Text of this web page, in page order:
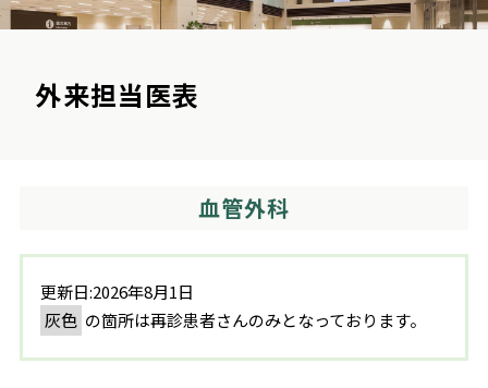
外来担当医表
血管外科
更新日:2026年8月1日
灰色 の箇所は再診患者さんのみとなっております。